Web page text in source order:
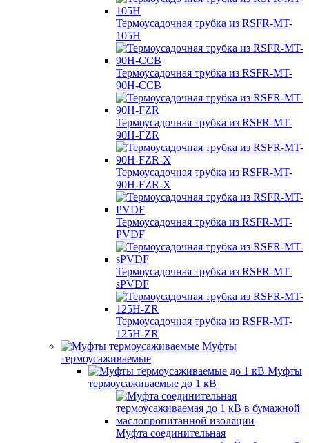
Термоусадочная трубка из RSFR-MT-
105H
Термоусадочная трубка из RSFR-MT-
90H-CCB
Термоусадочная трубка из RSFR-MT-
90H-FZR
Термоусадочная трубка из RSFR-MT-
90H-FZR-X
Термоусадочная трубка из RSFR-MT-
PVDF
Термоусадочная трубка из RSFR-MT-
sPVDF
Термоусадочная трубка из RSFR-MT-
125H-ZR
Муфты
термоусаживаемые
Муфты
термоусаживаемые до 1 кВ
Муфта соединительная